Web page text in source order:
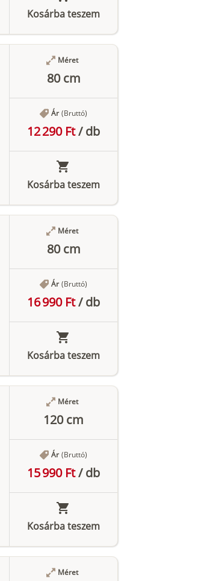
Kosárba teszem
Méret
80 cm
Ár (Bruttó)
12 290 Ft/db
Kosárba teszem
Méret
80 cm
Ár (Bruttó)
16 990 Ft/db
Kosárba teszem
Méret
120 cm
Ár (Bruttó)
15 990 Ft/db
Kosárba teszem
Méret